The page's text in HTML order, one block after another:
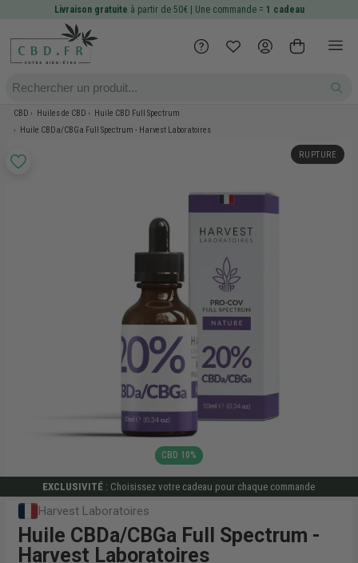
Livraison gratuite à partir de 50€ | Une commande = 1 cadeau
CBD Huiles de CBD
Huile CBD Full Spectrum
Huile CBDa/CBGa Full Spectrum - Harvest Laboratoires
RUPTURE
CBD 10%
EXCLUSIVITÉ : Choisissez votre cadeau pour chaque commande
Harvest Laboratoires
Huile CBDa/CBGa Full Spectrum -
Harvest Laboratoires